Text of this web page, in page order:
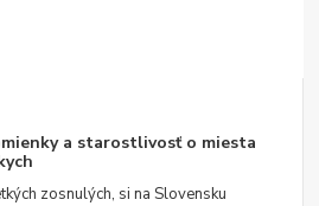
a starostlivosť o miesta
zosnulých, si na Slovensku